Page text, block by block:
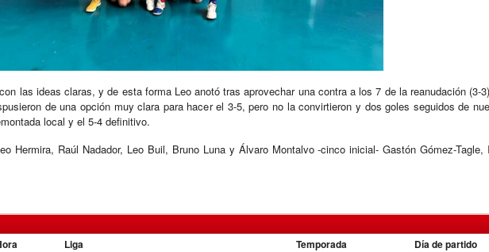
las ideas claras, y de esta forma Leo anotó tras aprovechar una contra a los 7 de la reanudación (3-
de una opción muy clara para hacer el 3-5, pero no la convirtieron y dos goles seguidos de
local y el 5-4 definitivo.
Hermira, Raúl Nadador, Leo Buil, Bruno Luna y Álvaro Montalvo -cinco inicial- Gastón Gómez-Tagle,
Liga Temporada Día de partido